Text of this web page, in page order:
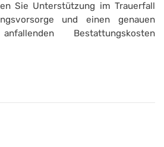
Sie Unterstützung im Trauerfall
und einen genauen
Bestattungskosten